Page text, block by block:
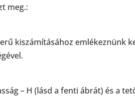
meg.:
kiszámításához
– H (lásd a fenti ábrát) és a